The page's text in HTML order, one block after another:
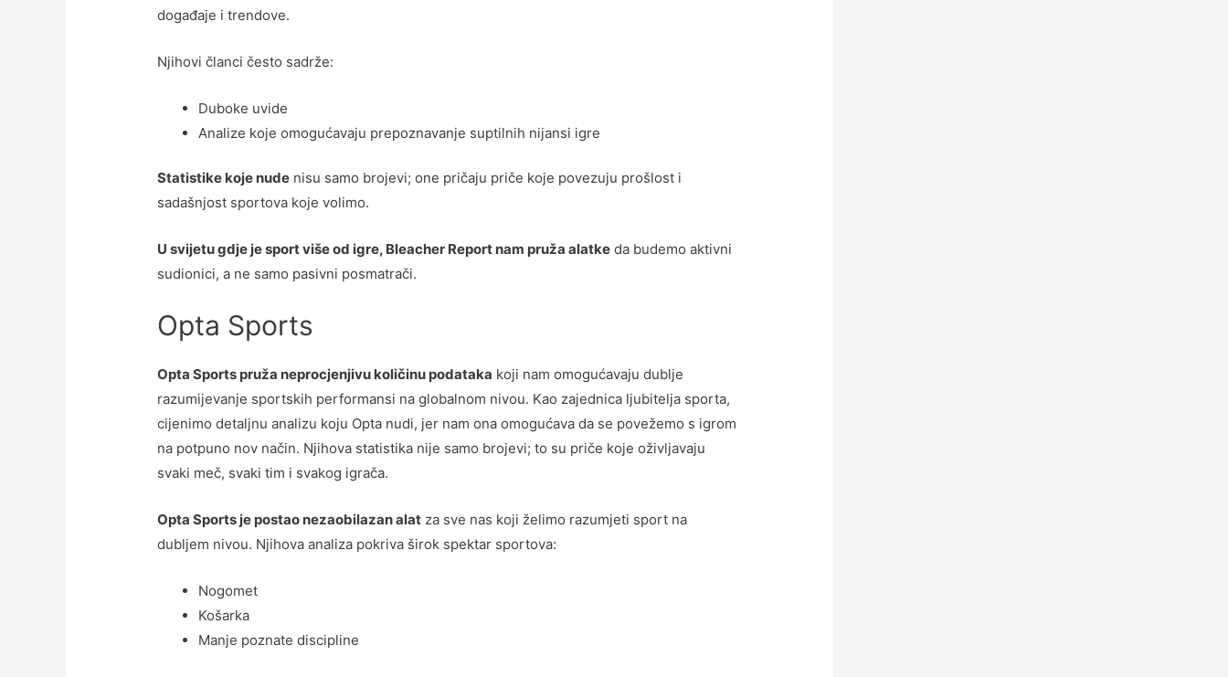
događaje i trendove.
Njihovi članci često sadrže:
Duboke uvide
Analize koje omogućavaju prepoznavanje suptilnih nijansi igre
Statistike koje nude nisu samo brojevi; one pričaju priče koje povezuju prošlost i
sadašnjost sportova koje volimo.
U svijetu gdje je sport više od igre, Bleacher Report nam pruža alatke da budemo aktivni
sudionici, a ne samo pasivni posmatrači.
Opta Sports
Opta Sports pruža neprocjenjivu količinu podataka koji nam omogućavaju dublje
razumijevanje sportskih performansi na globalnom nivou. Kao zajednica ljubitelja sporta,
cijenimo detaljnu analizu koju Opta nudi, jer nam ona omogućava da se povežemo s igrom
na potpuno nov način. Njihova statistika nije samo brojevi; to su priče koje oživljavaju
svaki meč, svaki tim i svakog igrača.
Opta Sports je postao nezaobilazan alat za sve nas koji želimo razumjeti sport na
dubljem nivou. Njihova analiza pokriva širok spektar sportova:
Nogomet
Košarka
Manje poznate discipline